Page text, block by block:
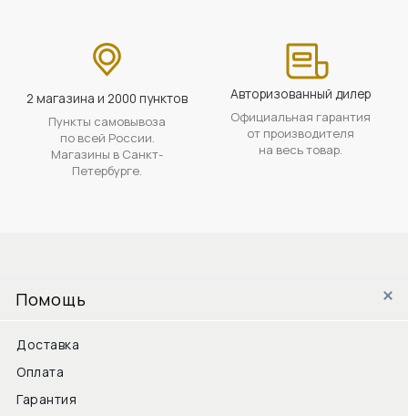
2 магазина и 2000 пунктов
Пункты самовывоза
по всей России.
Магазины в Санкт-
Петербурге.
Авторизованный дилер
Официальная гарантия
от производителя
на весь товар.
Помощь
Доставка
Оплата
Гарантия